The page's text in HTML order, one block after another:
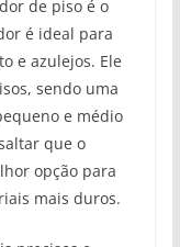
de piso é o
é ideal para
e azulejos. Ele
sendo uma
e médio
que o
opção para
mais duros.